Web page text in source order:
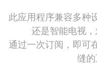
此应用程序兼容多种
还是智能电视，
通过一次订阅，即可
缝的